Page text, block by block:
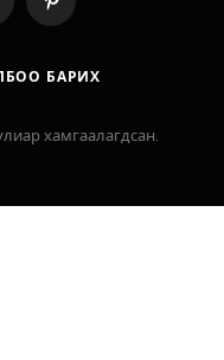
Pinterest
БАРИХ
хамгаалагдсан.